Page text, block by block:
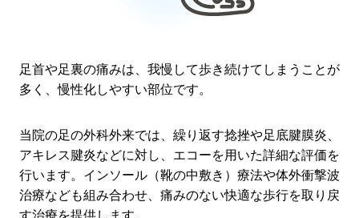
足首や足裏の痛みは、我慢して歩き続けてしまうことが
多く、慢性化しやすい部位です。
当院の足の外科外来では、繰り返す捻挫や足底腱膜炎、
アキレス腱炎などに対し、エコーを用いた詳細な評価を
行います。インソール（靴の中敷き）療法や体外衝撃波
治療なども組み合わせ、痛みのない快適な歩行を取り戻
す治療を提供します。